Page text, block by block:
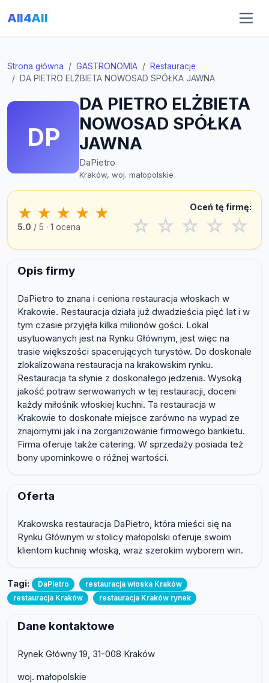
All4All
Strona główna GASTRONOMIA
Restauracje
DA PIETRO ELŻBIETA NOWOSAD SPÓŁKA JAWNA
DP
DA PIETRO ELŻBIETA
NOWOSAD SPÓŁKA
JAWNA
DaPietro
Kraków, woj. małopolskie
★ ★ ★ ★ ★
5.0 / 5 · 1 ocena
Oceń tę firmę:
☆ ☆ ☆ ☆ ☆
Opis firmy
DaPietro to znana i ceniona restauracja włoskach w
Krakowie. Restauracja działa już dwadzieścia pięć lat i w
tym czasie przyjęła kilka milionów gości. Lokal
usytuowanych jest na Rynku Głównym, jest więc na
trasie większości spacerujących turystów. Do doskonale
zlokalizowana restauracja na krakowskim rynku.
Restauracja ta słynie z doskonałego jedzenia. Wysoką
jakość potraw serwowanych w tej restauracji, doceni
każdy miłośnik włoskiej kuchni. Ta restauracja w
Krakowie to doskonałe miejsce zarówno na wypad ze
znajomymi jak i na zorganizowanie firmowego bankietu.
Firma oferuje także catering. W sprzedaży posiada też
bony upominkowe o różnej wartości.
Oferta
Krakowska restauracja DaPietro, która mieści się na
Rynku Głównym w stolicy małopolski oferuje swoim
klientom kuchnię włoską, wraz szerokim wyborem win.
Tagi: DaPietro
restauracja włoska Kraków
restauracja Kraków
restauracja Kraków rynek
Dane kontaktowe
Rynek Główny 19, 31-008 Kraków
woj. małopolskie